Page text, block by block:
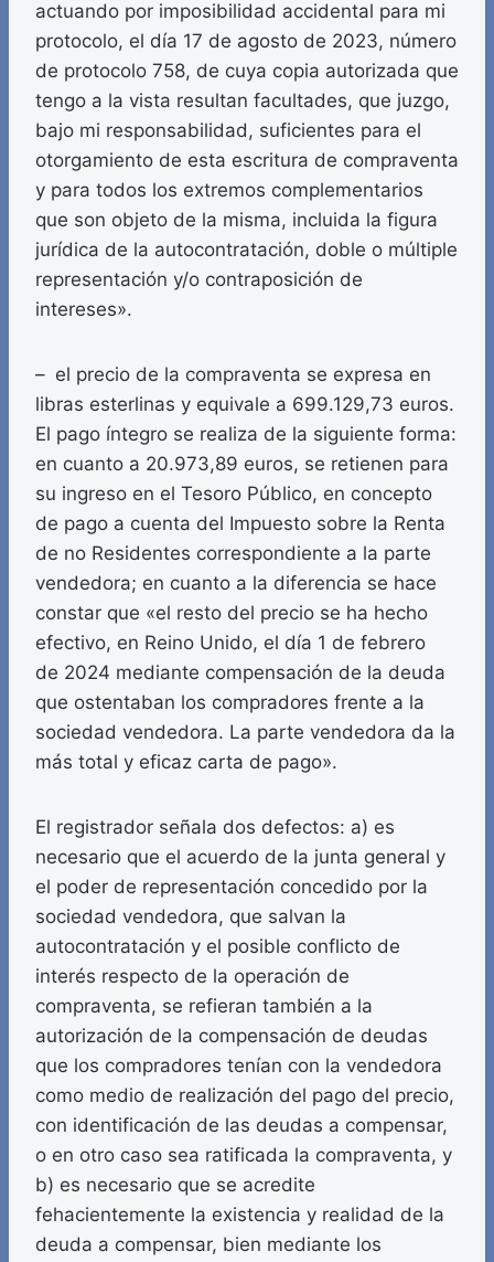
actuando por imposibilidad accidental para mi
protocolo, el día 17 de agosto de 2023, número
de protocolo 758, de cuya copia autorizada que
tengo a la vista resultan facultades, que juzgo,
bajo mi responsabilidad, suficientes para el
otorgamiento de esta escritura de compraventa
y para todos los extremos complementarios
que son objeto de la misma, incluida la figura
jurídica de la autocontratación, doble o múltiple
representación y/o contraposición de
intereses».
– el precio de la compraventa se expresa en
libras esterlinas y equivale a 699.129,73 euros.
El pago íntegro se realiza de la siguiente forma:
en cuanto a 20.973,89 euros, se retienen para
su ingreso en el Tesoro Público, en concepto
de pago a cuenta del Impuesto sobre la Renta
de no Residentes correspondiente a la parte
vendedora; en cuanto a la diferencia se hace
constar que «el resto del precio se ha hecho
efectivo, en Reino Unido, el día 1 de febrero
de 2024 mediante compensación de la deuda
que ostentaban los compradores frente a la
sociedad vendedora. La parte vendedora da la
más total y eficaz carta de pago».
El registrador señala dos defectos: a) es
necesario que el acuerdo de la junta general y
el poder de representación concedido por la
sociedad vendedora, que salvan la
autocontratación y el posible conflicto de
interés respecto de la operación de
compraventa, se refieran también a la
autorización de la compensación de deudas
que los compradores tenían con la vendedora
como medio de realización del pago del precio,
con identificación de las deudas a compensar,
o en otro caso sea ratificada la compraventa, y
b) es necesario que se acredite
fehacientemente la existencia y realidad de la
deuda a compensar, bien mediante los